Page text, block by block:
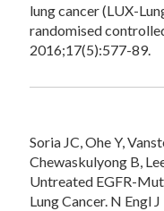
lung cancer (LUX-
randomised
2016;17(5):577-89.
Soria JC, Ohe Y,
Chewaskulyong B,
Untreated EGFR-
Lung Cancer. N Engl